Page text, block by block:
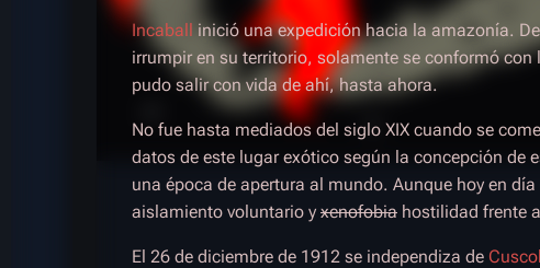
Incaball inició una expedición hacia la amazonía.
irrumpir en su territorio, solamente se conformó
pudo salir con vida de ahí, hasta ahora.
No fue hasta mediados del siglo XIX cuando se
datos de este lugar exótico según la concepción de
una época de apertura al mundo. Aunque hoy en
aislamiento voluntario y xenofobia hostilidad frente
El 26 de diciembre de 1912 se independiza de